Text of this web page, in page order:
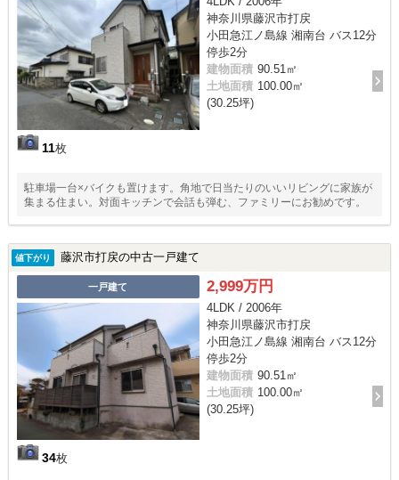
11枚
神奈川県藤沢市打戻
小田急江ノ島線 湘南台 バス12分
停歩2分
建物面積 90.51㎡
土地面積 100.00㎡
(30.25坪)
駐車場一台×バイクも置けます。角地で日当たりのいいリビングに家族が
集まる住まい。対面キッチンで会話も弾む、ファミリーにお勧めです。
値下がり 藤沢市打戻の中古一戸建て
一戸建て
34枚
2,999万円
4LDK / 2006年
神奈川県藤沢市打戻
小田急江ノ島線 湘南台 バス12分
停歩2分
建物面積 90.51㎡
土地面積 100.00㎡
(30.25坪)